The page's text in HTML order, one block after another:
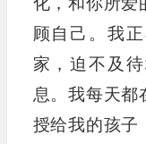
顾自己。我
家，迫不及
息。我每天都
授给我的孩子